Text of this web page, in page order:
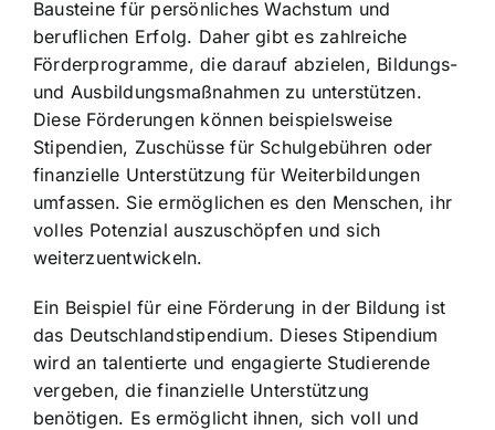
Bausteine für persönliches Wachstum und
beruflichen Erfolg. Daher gibt es zahlreiche
Förderprogramme, die darauf abzielen, Bildungs-
und Ausbildungsmaßnahmen zu unterstützen.
Diese Förderungen können beispielsweise
Stipendien, Zuschüsse für Schulgebühren oder
finanzielle Unterstützung für Weiterbildungen
umfassen. Sie ermöglichen es den Menschen, ihr
volles Potenzial auszuschöpfen und sich
weiterzuentwickeln.
Ein Beispiel für eine Förderung in der Bildung ist
das Deutschlandstipendium. Dieses Stipendium
wird an talentierte und engagierte Studierende
vergeben, die finanzielle Unterstützung
benötigen. Es ermöglicht ihnen, sich voll und